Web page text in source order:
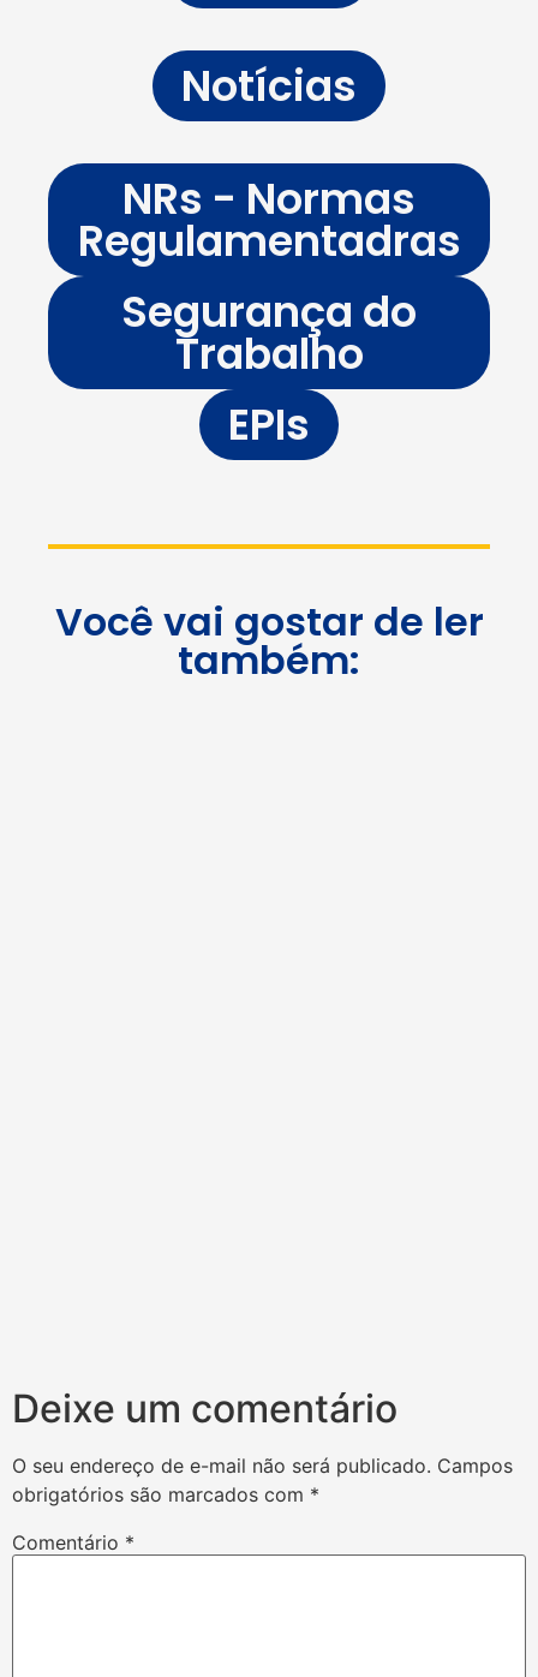
Notícias
NRs - Normas
Regulamentadras
Segurança do
Trabalho
EPIs
Você vai gostar de ler
também:
Deixe um comentário
O seu endereço de e-mail não será publicado. Campos
obrigatórios são marcados com *
Comentário *